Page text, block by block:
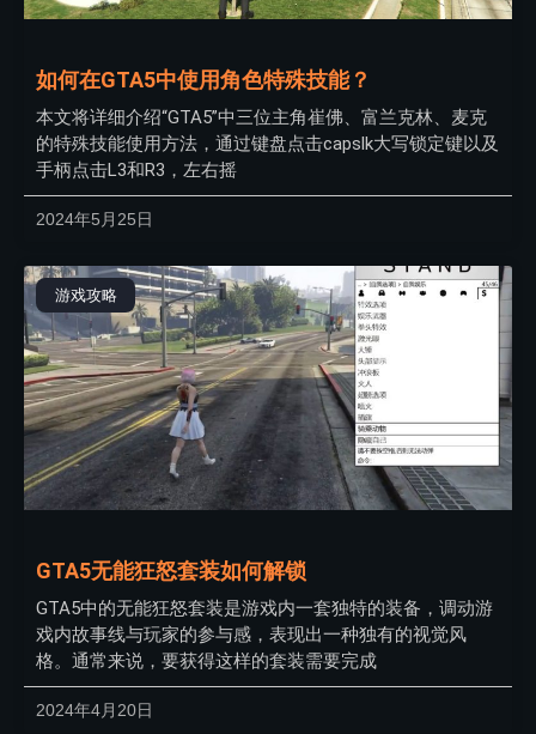
如何在GTA5中使用角色特殊技能？
本文将详细介绍“GTA5”中三位主角崔佛、富兰克林、麦克
的特殊技能使用方法，通过键盘点击capslk大写锁定键以及
手柄点击L3和R3，左右摇
2024年5月25日
游戏攻略
GTA5无能狂怒套装如何解锁
GTA5中的无能狂怒套装是游戏内一套独特的装备，调动游
戏内故事线与玩家的参与感，表现出一种独有的视觉风
格。通常来说，要获得这样的套装需要完成
2024年4月20日